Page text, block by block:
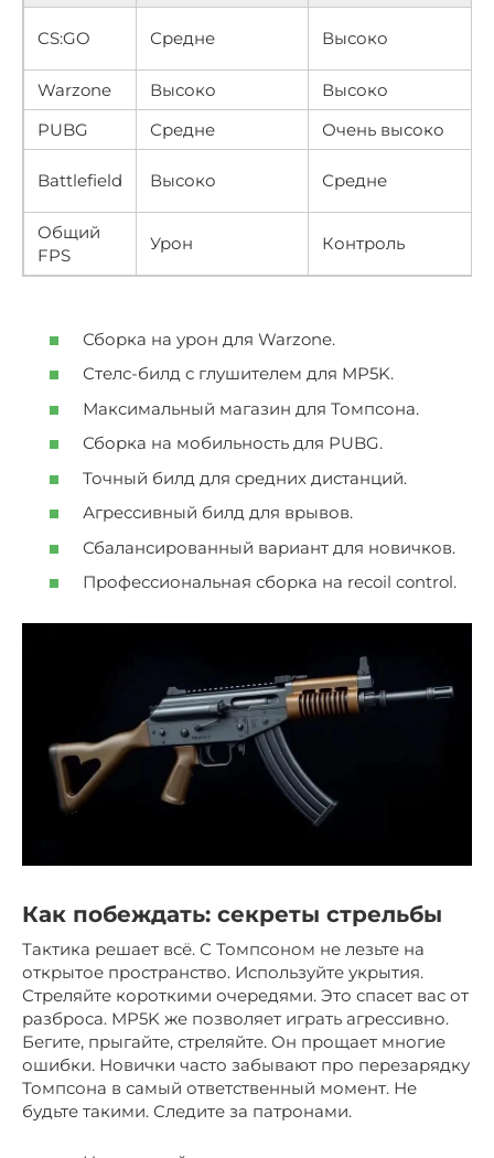
CS:GO Средне Высоко
Warzone Высоко
Высоко
PUBG
Средне Очень высоко
Battlefield Высоко Средне
Общий
FPS
Урон Контроль
Сборка на урон для Warzone.
Стелс-билд с глушителем для MP5K.
Максимальный магазин для Томпсона.
Сборка на мобильность для PUBG.
Точный билд для средних дистанций.
Агрессивный билд для врывов.
Сбалансированный вариант для новичков.
Профессиональная сборка на recoil control.
Как побеждать: секреты стрельбы
Тактика решает всё. С Томпсоном не лезьте на
открытое пространство. Используйте укрытия.
Стреляйте короткими очередями. Это спасет вас от
разброса. MP5K же позволяет играть агрессивно.
Бегите, прыгайте, стреляйте. Он прощает многие
ошибки. Новички часто забывают про перезарядку
Томпсона в самый ответственный момент. Не
будьте такими. Следите за патронами.